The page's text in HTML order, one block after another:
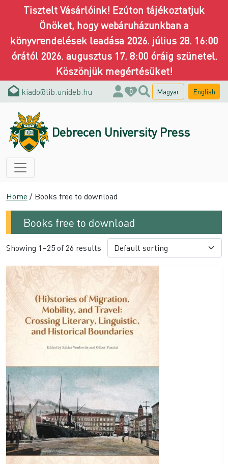
Tisztelt Vásárlóink! Ezúton tájékoztatjuk
Önöket, hogy webáruházunkban a
könyvrendelések leadása 2026. július 28. 16:00
órától 2026. augusztus 17. 8:00 óráig szünetel.
Köszönjük megértésüket!
kiado@lib.unideb.hu 0 Magyar English
Debrecen University Press
Home / Books free to download
Books free to download
Showing 1–25 of 26 results